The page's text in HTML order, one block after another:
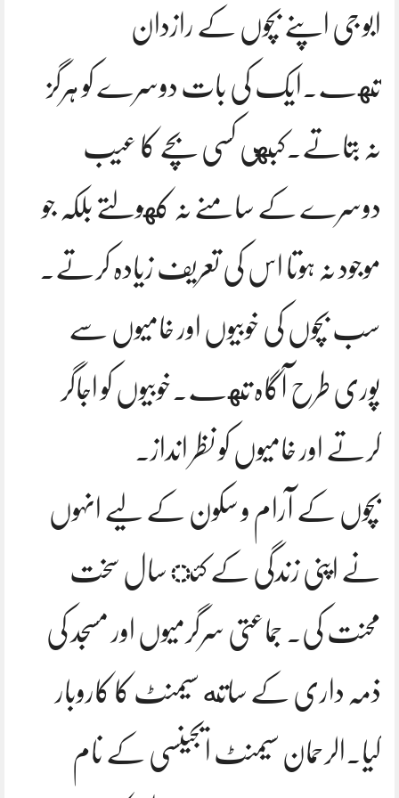
ابو جی اپنے بچوں کے رازدان
تهے.ایک کی بات دوسرے کو ہرگز
نہ بتاتے.کبهی کسی بچے کا عیب
دوسرے کے سامنے نہ کهولتے بلکہ جو
موجود نہ ہوتا اس کی تعریف زیادہ کرتے.
سب بچوں کی خوبیوں اور خامیوں سے
پوری طرح آگاہ تهے.خوبیوں کو اجاگر
کرتے اور خامیوں کو نظر انداز.
بچوں کے آرام و سکون کے لیے انہوں
نے اپنی زندگی کے کئ سال سخت
محنت کی. جماعتی سرگرمیوں اور مسجد کی
ذمہ داری کے ساته سیمنٹ کا کاروبار
کیا.الرحمان سیمنٹ ایجینسی کے نام